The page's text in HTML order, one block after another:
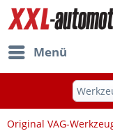
Menü
Original VAG-